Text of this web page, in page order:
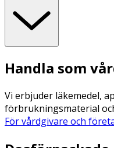
Handla som
Vi erbjuder läkemedel,
förbrukningsmaterial
För vårdgivare och